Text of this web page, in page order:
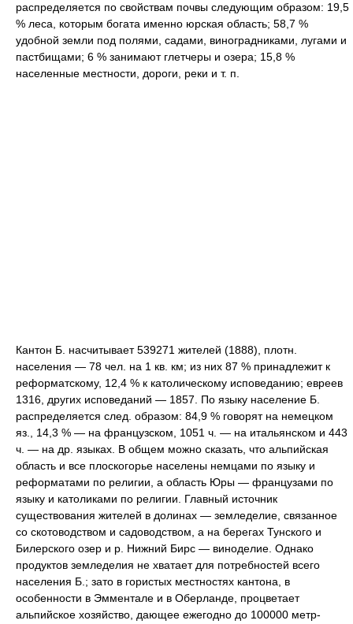
распределяется по свойствам почвы следующим образом: 19,5
% леса, которым богата именно юрская область; 58,7 %
удобной земли под полями, садами, виноградниками, лугами и
пастбищами; 6 % занимают глетчеры и озера; 15,8 %
населенные местности, дороги, реки и т. п.
Кантон Б. насчитывает 539271 жителей (1888), плотн.
населения — 78 чел. на 1 кв. км; из них 87 % принадлежит к
реформатскому, 12,4 % к католическому исповеданию; евреев
1316, других исповеданий — 1857. По языку население Б.
распределяется след. образом: 84,9 % говорят на немецком
яз., 14,3 % — на французском, 1051 ч. — на итальянском и 443
ч. — на др. языках. В общем можно сказать, что альпийская
область и все плоскогорье населены немцами по языку и
реформатами по религии, а область Юры — французами по
языку и католиками по религии. Главный источник
существования жителей в долинах — земледелие, связанное
со скотоводством и садоводством, а на берегах Тунского и
Билерского озер и р. Нижний Бирс — виноделие. Однако
продуктов земледелия не хватает для потребностей всего
населения Б.; зато в гористых местностях кантона, в
особенности в Эмментале и в Оберланде, процветает
альпийское хозяйство, дающее ежегодно до 100000 метр-